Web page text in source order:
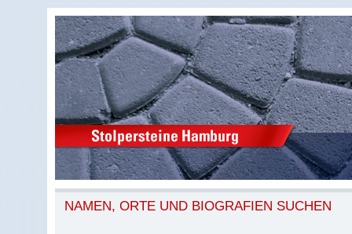
NAMEN, ORTE UND BIOGRAFIEN SUCHEN